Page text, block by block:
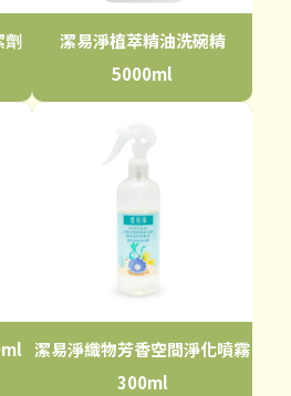
劑
潔易淨植萃精油洗碗精
5000ml
潔易淨織物芳香空間淨化噴霧
300ml